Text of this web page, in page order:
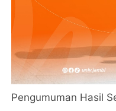
Pengumuman Hasil